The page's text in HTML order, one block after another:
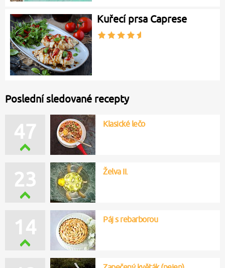
Kuřecí prsa Caprese
Poslední sledované recepty
47 Klasické lečo
23 Želva II.
14 Páj s rebarborou